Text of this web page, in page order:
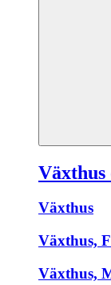
Växthus
Växthus,
Växthus,